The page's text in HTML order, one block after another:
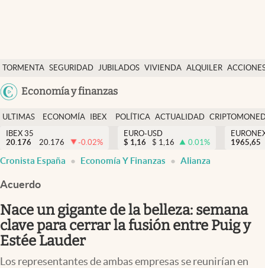
TORMENTA SEGURIDAD JUBILADOS VIVIENDA ALQUILER
USA
Economía y finanzas
Economía y finanzas
Política
Actualidad
Criptomonedas
España
ULTIMAS
NOTICIAS
ECONOMÍA
FINANZAS
IBEX
EURO
POLÍTICA ACTUALIDAD
IBEX 35
20.176
20.176 -0.02%
EURO-USD
$ 1,16 $ 1,16 0.01%
1965,65
Cronista España Economía Y Finanzas Alianza
Acuerdo
Nace un gigante de la belleza: semana
clave para cerrar la fusión entre Puig y
Estée Lauder
Los representantes de ambas empresas se reunirían en